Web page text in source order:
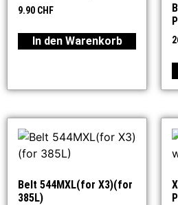
9.90 CHF
In den Warenkorb
Belt 544MXL(for X3)(for
385L)